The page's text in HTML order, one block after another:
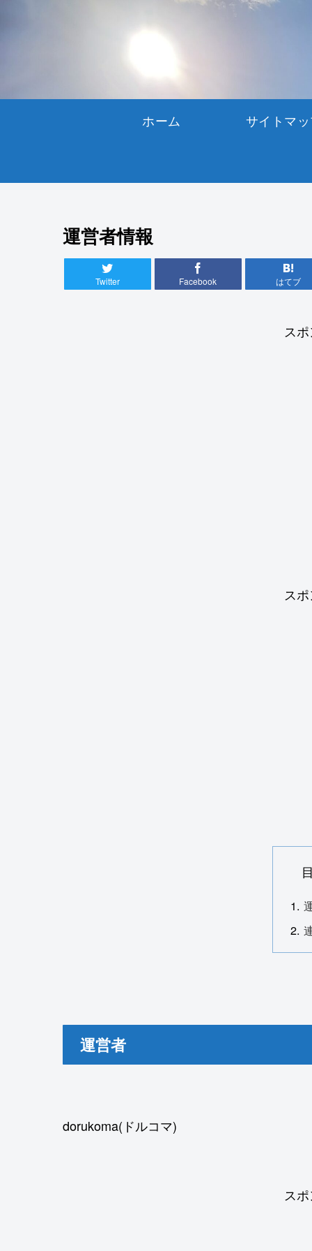
ホーム サイトマ
運営者情報
Twitter Facebook はてブ
ス
ス
運営者
dorukoma(ドルコマ)
ス